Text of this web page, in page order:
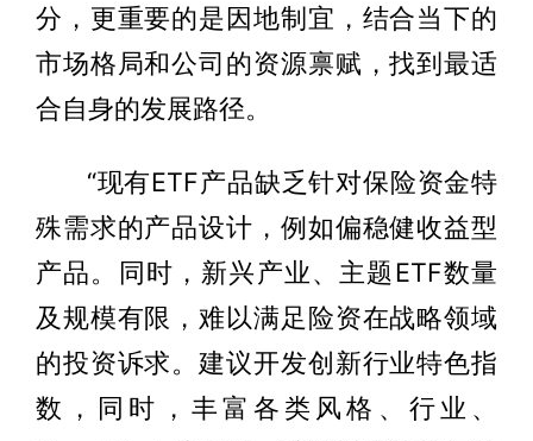
分，更重要的是因地制宜，结合当下的
市场格局和公司的资源禀赋，找到最适
合自身的发展路径。
“现有ETF产品缺乏针对保险资金特
殊需求的产品设计，例如偏稳健收益型
产品。同时，新兴产业、主题ETF数量
及规模有限，难以满足险资在战略领域
的投资诉求。建议开发创新行业特色指
数，同时，丰富各类风格、行业、